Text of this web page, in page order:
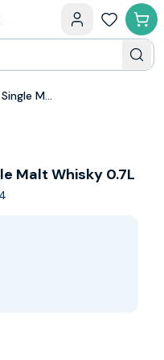
Loch Lomond 21 ani Single Malt Whisky 0.7L
Malt Whisky 0.7L